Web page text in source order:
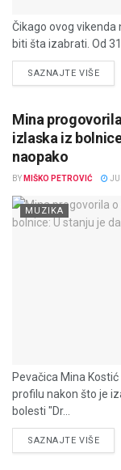
Čikago ovog vikenda
biti šta izabrati. Od
SAZNAJTE VIŠE
Mina
izlaska iz
naopako
BY MIŠKO PETROVIĆ
MUZIKA
Pevačica Mina
profilu nakon što je
bolesti "Dr...
SAZNAJTE VIŠE